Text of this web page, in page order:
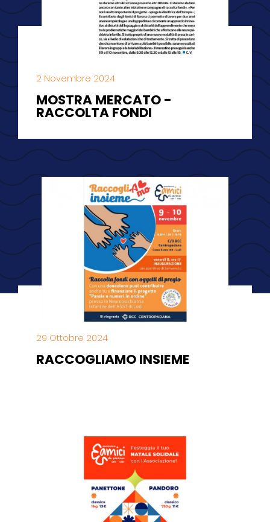
2 Novembre 2024
MOSTRA MERCATO -
RACCOLTA FONDI
29 Ottobre 2024
RACCOGLIAMO INSIEME